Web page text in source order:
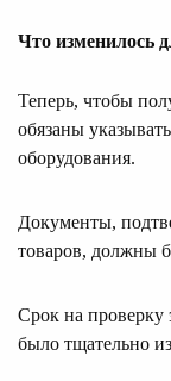
Что изменилось
Теперь, чтобы
обязаны
оборудования.
Документы,
товаров, должны
Срок на проверку
было тщательно